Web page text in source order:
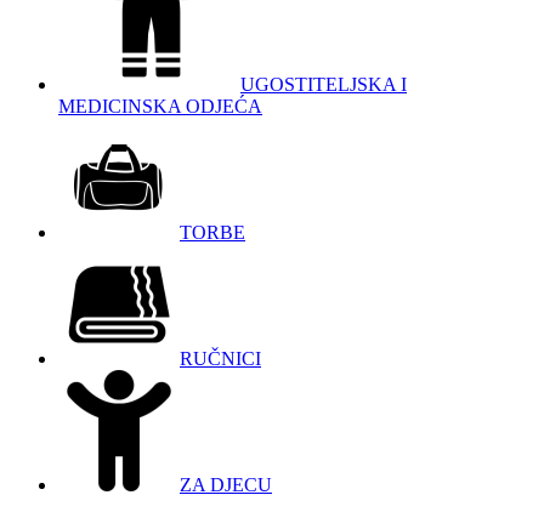
UGOSTITELJSKA I
MEDICINSKA ODJEĆA
TORBE
RUČNICI
ZA DJECU